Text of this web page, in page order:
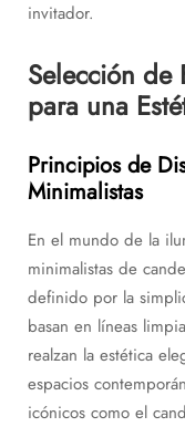
invitador.
Selección de
para una
Principios de
Minimalistas
En el mundo de la
minimalistas de
definido por la
basan en líneas
realzan la estética
espacios
icónicos como el